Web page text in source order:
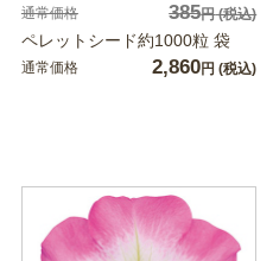
通常価格 385円(税込)
ペレットシード約1000粒 袋
通常価格 2,860円 (税込)